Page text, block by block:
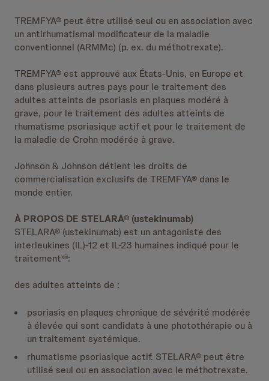
TREMFYA® peut être utilisé seul ou en association avec
un antirhumatismal modificateur de la maladie
conventionnel (ARMMc) (p. ex. du méthotrexate).
TREMFYA® est approuvé aux États-Unis, en Europe et
dans plusieurs autres pays pour le traitement des
adultes atteints de psoriasis en plaques modéré à
grave, pour le traitement des adultes atteints de
rhumatisme psoriasique actif et pour le traitement de
la maladie de Crohn modérée à grave.
Johnson & Johnson détient les droits de
commercialisation exclusifs de TREMFYA® dans le
monde entier.
À PROPOS DE STELARA® (ustekinumab)
STELARA® (ustekinumab) est un antagoniste des
interleukines (IL)-12 et IL-23 humaines indiqué pour le
traitementxiii:
des adultes atteints de :
psoriasis en plaques chronique de sévérité modérée
à élevée qui sont candidats à une photothérapie ou à
un traitement systémique.
rhumatisme psoriasique actif. STELARA® peut être
utilisé seul ou en association avec le méthotrexate.